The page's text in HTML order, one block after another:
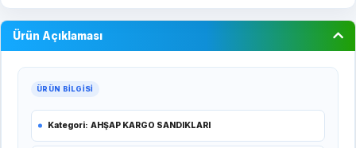
Ürün Açıklaması
ÜRÜN BILGISI
Kategori: AHŞAP KARGO SANDIKLARI